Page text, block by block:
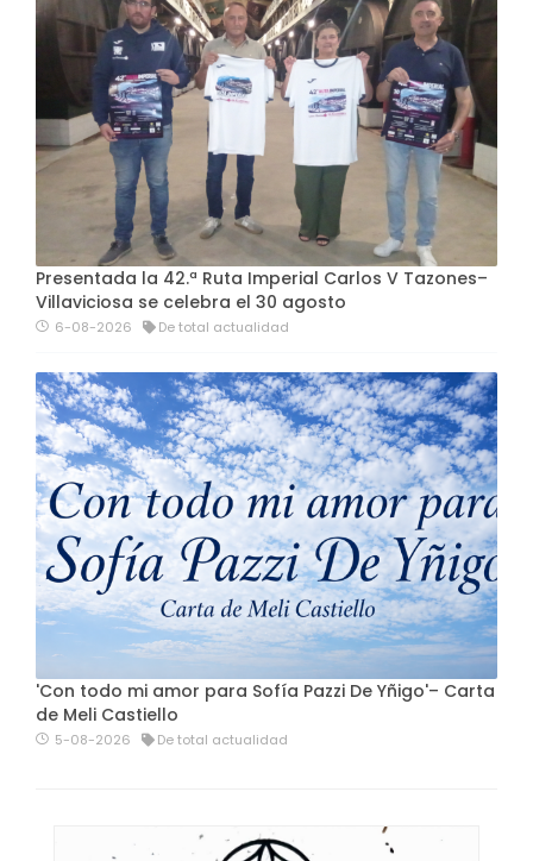
Presentada la 42.ª Ruta Imperial Carlos V Tazones–
Villaviciosa se celebra el 30 agosto
6-08-2026 De total actualidad
'Con todo mi amor para Sofía Pazzi De Yñigo'– Carta
de Meli Castiello
5-08-2026 De total actualidad